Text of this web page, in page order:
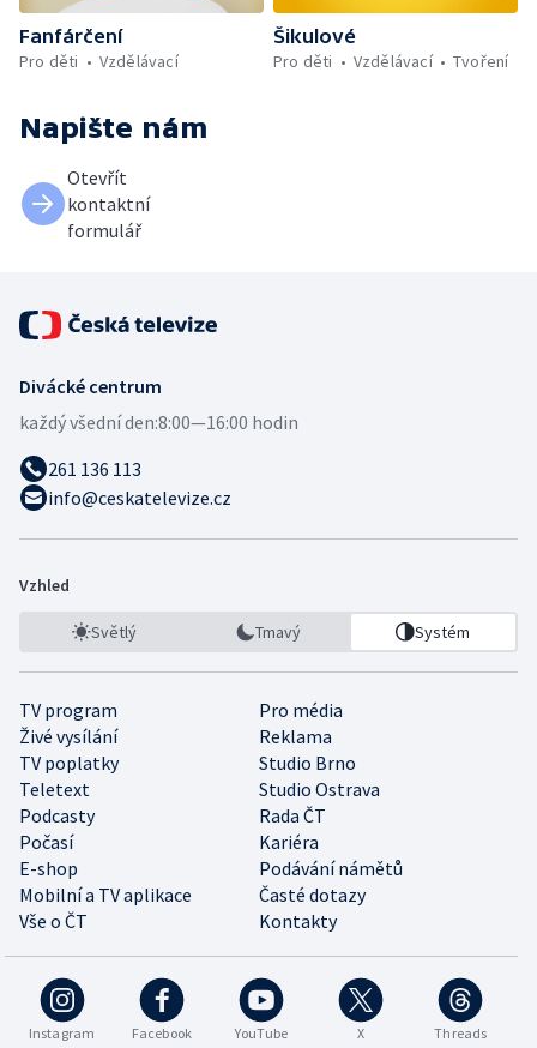
Fanfárčení
Pro děti
Vzdělávací
Šikulové
Pro děti
Vzdělávací Tvoření
Napište nám
Otevřít
kontaktní
formulář
Divácké centrum
každý všední den:8:00—16:00 hodin
261 136 113
info@ceskatelevize.cz
Vzhled
Světlý Tmavý Systém
TV program
Pro média
Živé vysílání
Reklama
TV poplatky
Studio Brno
Teletext
Studio Ostrava
Podcasty
Rada ČT
Počasí
Kariéra
E-shop
Podávání námětů
Mobilní a TV aplikace
Časté dotazy
Vše o ČT
Kontakty
Instagram Facebook YouTube X Threads